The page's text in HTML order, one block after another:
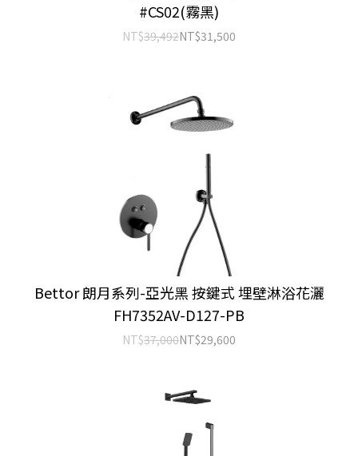
#CS02(霧黑)
NT$39,492NT$31,500
Bettor 朗月系列-亞光黑 按鍵式 埋壁淋浴花灑
FH7352AV-D127-PB
NT$37,000NT$29,600